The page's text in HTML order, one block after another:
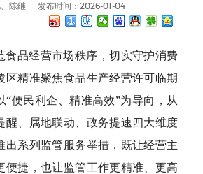
陈继 发布时间：2026-01-04
食品经营市场秩序，切实守护消费
区精准聚焦食品生产经营许可临期
“便民利企、精准高效”为导向，从
醒、属地联动、政务提速四大维度
出系列监管服务举措，既让经营主
便捷，也让监管工作更精准、更高